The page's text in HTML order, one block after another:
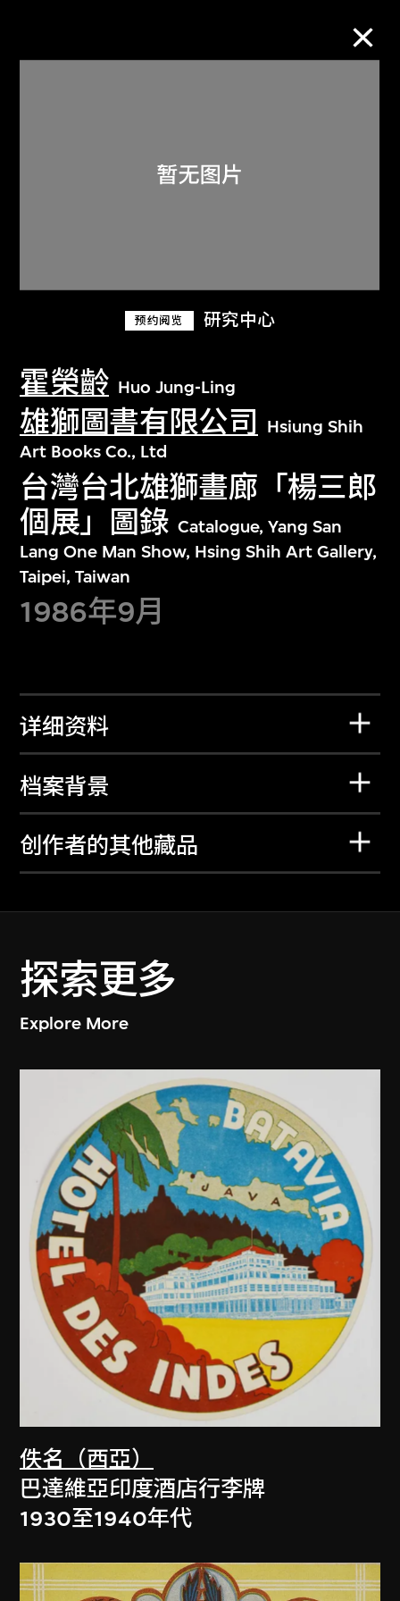
预约阅览 研究中心
霍榮齡 Huo Jung-Ling
雄獅圖書有限公司
Hsiung Shih
Art Books Co., Ltd
台灣台北雄獅畫廊「楊三郎
個展」圖錄 Catalogue, Yang San
Lang One Man Show, Hsing Shih Art Gallery,
Taipei, Taiwan
1986年9月
详细资料
档案背景
创作者的其他藏品
探索更多
Explore More
佚名（西亞）
巴達維亞印度酒店行李牌
1930至1940年代
关于M+藏品
探索世界顶级的二十及二十一世纪视觉
文化藏品。